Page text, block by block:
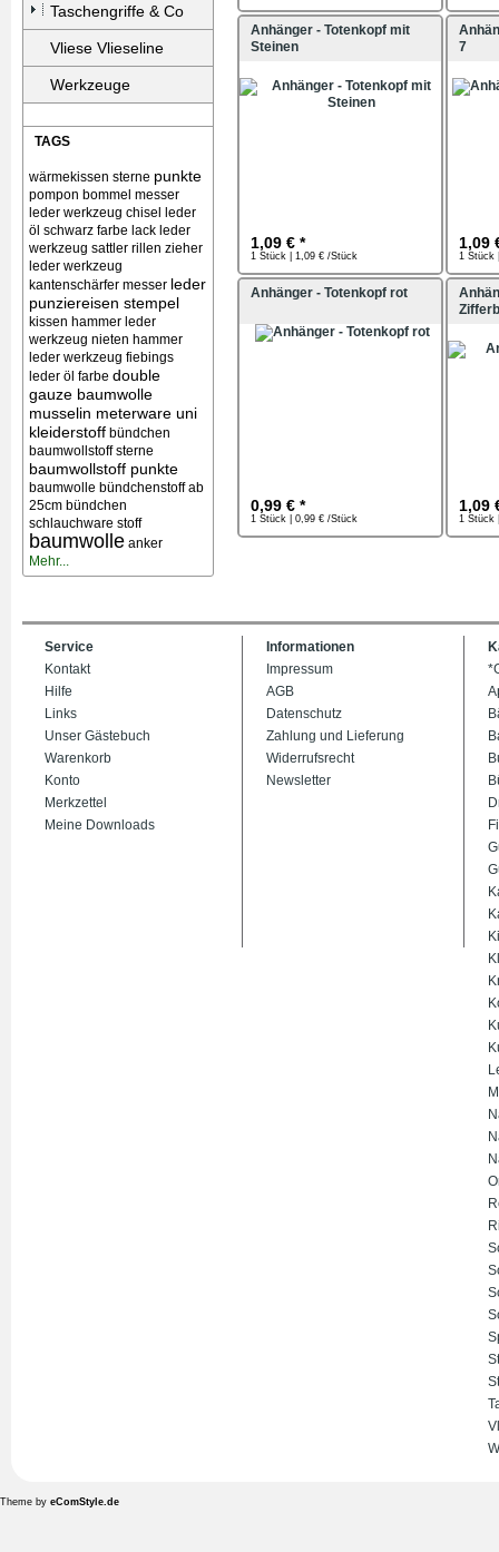
Taschengriffe & Co
Vliese Vlieseline
Werkzeuge
TAGS
wärmekissen sterne punkte
pompon bommel messer
leder werkzeug chisel
leder
öl schwarz farbe lack leder
werkzeug sattler rillen zieher
leder werkzeug
kantenschärfer messer leder
punziereisen stempel
kissen hammer leder
werkzeug nieten hammer
leder werkzeug fiebings
leder öl farbe double
gauze baumwolle
musselin meterware uni
kleiderstoff bündchen
baumwollstoff sterne
baumwollstoff punkte
baumwolle bündchenstoff ab
25cm bündchen
schlauchware stoff
baumwolle anker
Mehr...
Anhänger - Totenkopf mit
Steinen
1,09 € *
1 Stück | 1,09 € /Stück
7
1,09
1 Stück
Anhänger - Totenkopf rot
0,99 € *
1 Stück | 0,99 € /Stück
1,09
1 Stück
Service
Kontakt
Hilfe
Links
Unser Gästebuch
Warenkorb
Konto
Merkzettel
Meine Downloads
Informationen
Impressum
AGB
Datenschutz
Zahlung und Lieferung
Widerrufsrecht
Newsletter
Theme by eComStyle.de